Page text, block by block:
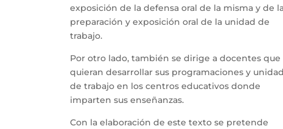
exposición de la defensa oral de la misma y de
preparación y exposición oral de la unidad de
trabajo.
Por otro lado, también se dirige a docentes que
quieran desarrollar sus programaciones y
de trabajo en los centros educativos donde
imparten sus enseñanzas.
Con la elaboración de este texto se pretende